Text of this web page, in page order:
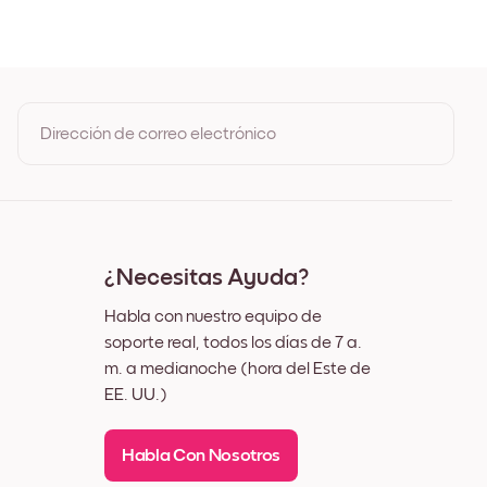
Dirección de correo electrónico
¿Necesitas Ayuda?
Habla con nuestro equipo de
soporte real, todos los días de 7 a.
m. a medianoche (hora del Este de
EE. UU.)
Habla Con Nosotros